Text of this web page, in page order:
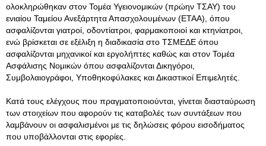
ολοκληρώθηκαν στον Τομέα Υγειονομικών (πρώην ΤΣΑΥ) του
ενιαίου Ταμείου Ανεξάρτητα Απασχολουμένων (ΕΤΑΑ), όπου
ασφαλίζονται γιατροί, οδοντίατροι, φαρμακοποιοί και κτηνίατροι,
ενώ βρίσκεται σε εξέλιξη η διαδικασία στο ΤΣΜΕΔΕ όπου
ασφαλίζονται μηχανικοί και εργολήπτες καθώς και στον Τομέα
Ασφάλισης Νομικών όπου ασφαλίζονται Δικηγόροι,
Συμβολαιογράφοι, Υποθηκοφύλακες και Δικαστικοί Επιμελητές.
Κατά τους ελέγχους που πραγματοποιούνται, γίνεται διασταύρωση
των στοιχείων που αφορούν τις καταβολές των συντάξεων που
λαμβάνουν οι ασφαλισμένοι με τις δηλώσεις φόρου εισοδήματος
που υποβάλλονται στις εφορίες.